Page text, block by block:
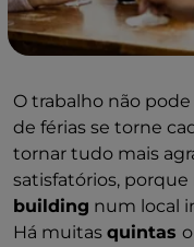
O trabalho não
de férias se torne
tornar tudo mais
satisfatórios,
building num local
Há muitas quintas